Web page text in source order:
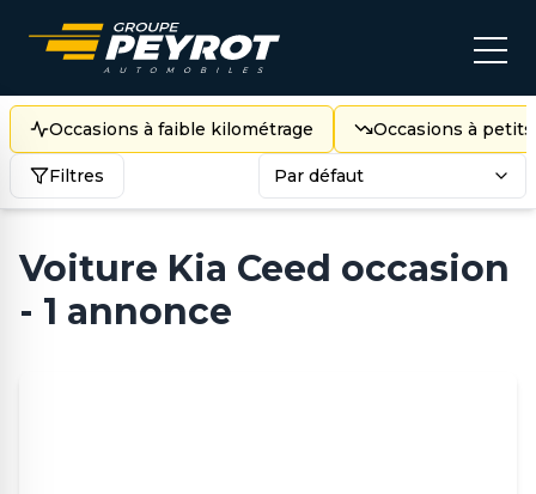
Occasions à faible kilométrage Occasions à
Filtres Par défaut
Voiture Kia Ceed occasion
- 1 annonce